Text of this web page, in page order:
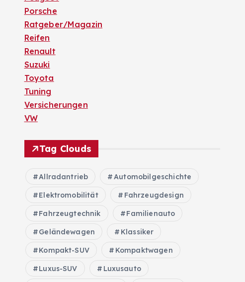
Porsche
Ratgeber/Magazin
Reifen
Renault
Suzuki
Toyota
Tuning
Versicherungen
VW
Tag Clouds
Allradantrieb Automobilgeschichte
Elektromobilität Fahrzeugdesign
Fahrzeugtechnik Familienauto
Geländewagen Klassiker
Kompakt-SUV Kompaktwagen
Luxus-SUV Luxusauto